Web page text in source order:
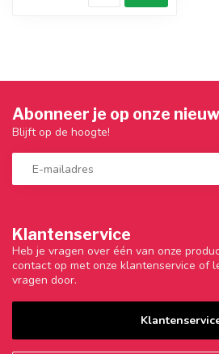
Klantenservice
Heb je vragen over één van onze
contact op met onze klantenservice of
vragen door.
Abonneer je op onze
Blijft op de hoogte!